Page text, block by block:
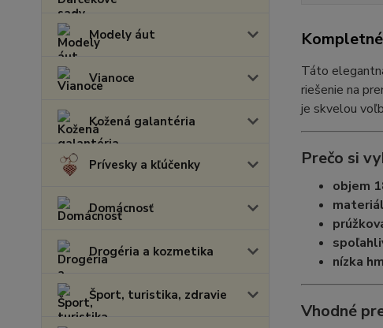
Modely áut
Vianoce
Kožená galantéria
Prívesky a kľúčenky
Domácnosť
Drogéria a kozmetika
Šport, turistika, zdravie
Táto
riešenie na
je skvelou
Prečo si
objem
nízka
Vhodné